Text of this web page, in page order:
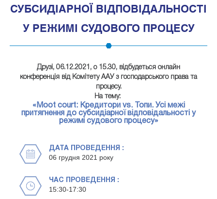
СУБСИДІАРНОЇ ВІДПОВІДАЛЬНОСТІ
У РЕЖИМІ СУДОВОГО ПРОЦЕСУ
Друзі, 06.12.2021 , о 15.30, відбудеться онлайн
конференція від Комітету ААУ з господарського права та
процесу.
На тему:
«Moot court: Кредитори vs. Топи. Усі межі
притягнення до субсидіарної відповідальності у
режимі судового процесу»
ДАТА ПРОВЕДЕННЯ :
06 грудня 2021 року
ЧАС ПРОВЕДЕННЯ :
15:30-17:30